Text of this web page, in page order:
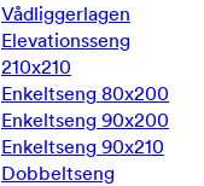
Vådliggerlagen
Elevationsseng
210x210
Enkeltseng 80x200
Enkeltseng 90x200
Enkeltseng 90x210
Dobbeltseng